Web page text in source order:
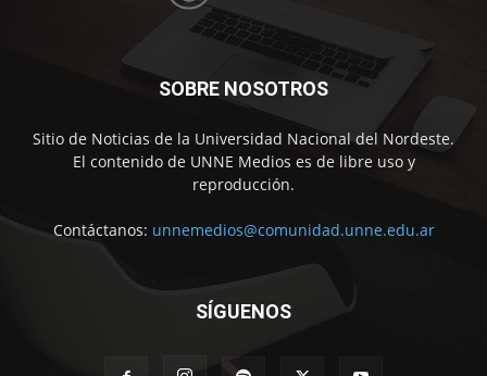
SOBRE NOSOTROS
Sitio de Noticias de la Universidad Nacional del Nordeste.
El contenido de UNNE Medios es de libre uso y
reproducción.
Contáctanos: unnemedios@comunidad.unne.edu.ar
SÍGUENOS